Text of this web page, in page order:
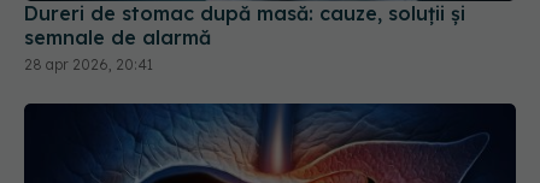
Dureri de stomac după masă: cauze, soluții și
semnale de alarmă
28 apr 2026, 20:41